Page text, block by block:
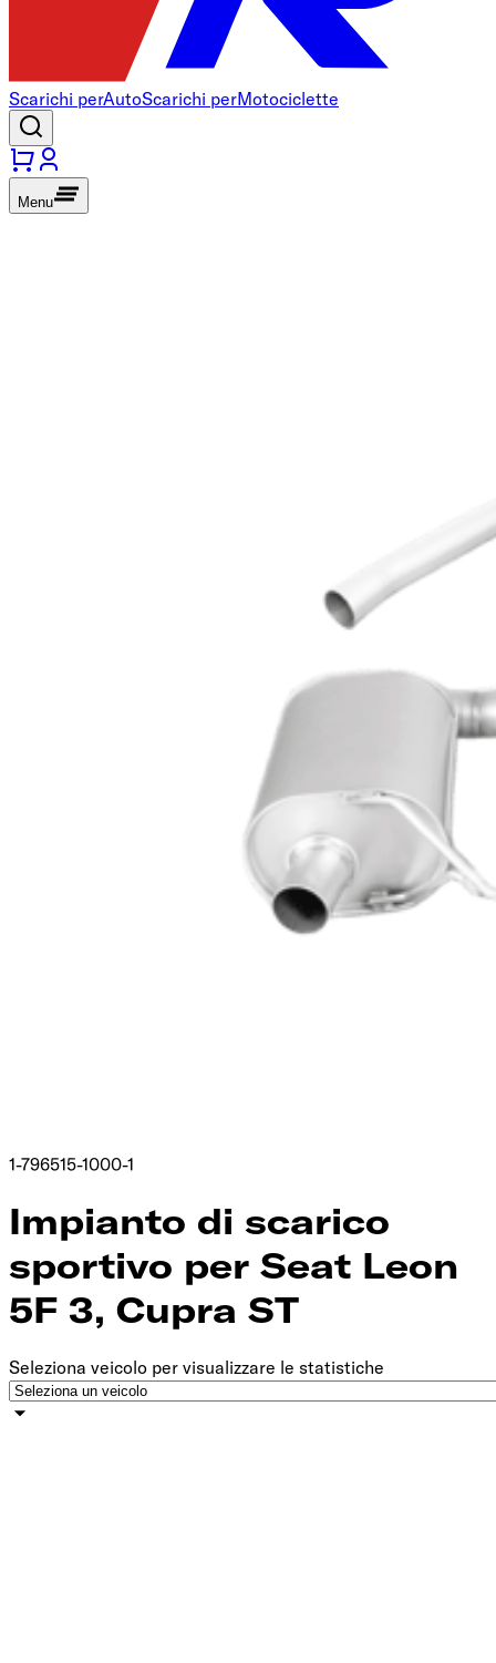
Scarichi perAutoScarichi perMotociclette
Menu
1-796515-1000-1
Impianto di scarico
sportivo per Seat Leon
5F 3, Cupra ST
Seleziona veicolo per visualizzare le statistiche